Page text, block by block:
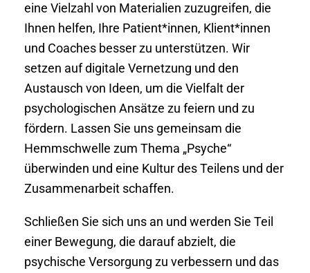
eine Vielzahl von Materialien zuzugreifen, die
Ihnen helfen, Ihre Patient*innen, Klient*innen
und Coaches besser zu unterstützen. Wir
setzen auf digitale Vernetzung und den
Austausch von Ideen, um die Vielfalt der
psychologischen Ansätze zu feiern und zu
fördern. Lassen Sie uns gemeinsam die
Hemmschwelle zum Thema „Psyche“
überwinden und eine Kultur des Teilens und der
Zusammenarbeit schaffen.
Schließen Sie sich uns an und werden Sie Teil
einer Bewegung, die darauf abzielt, die
psychische Versorgung zu verbessern und das